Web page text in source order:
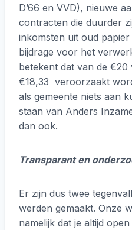
D’66 en VVD), nieuwe
contracten die duurder
inkomsten uit oud
bijdrage voor het
betekent dat van de
€18,33 veroorzaakt
als gemeente niets aan
staan van Anders
dan ook.
Transparant en
Er zijn dus twee
werden gemaakt. Onze
namelijk dat je altijd